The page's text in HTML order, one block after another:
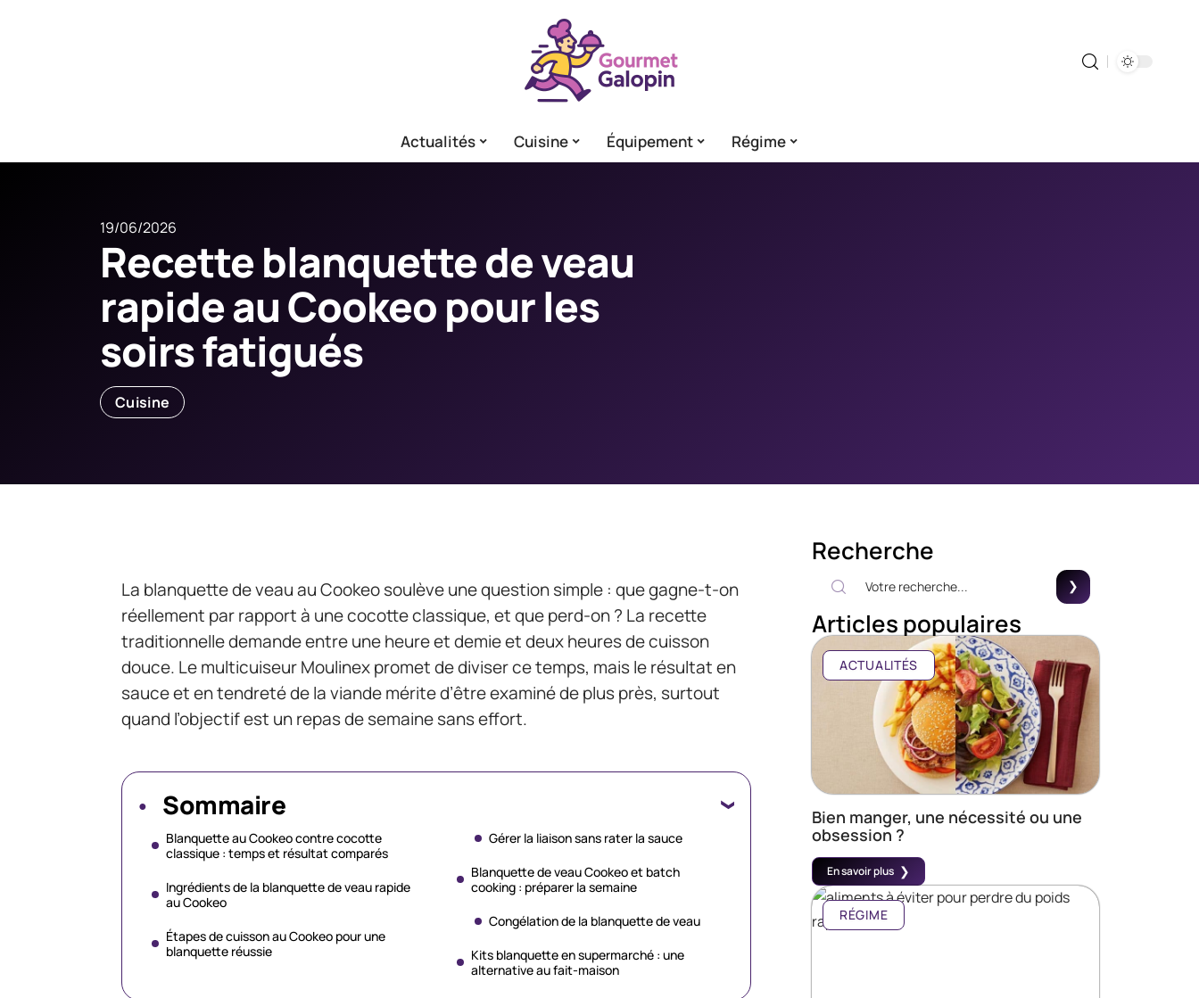
Actualités Cuisine Équipement Régime
19/06/2026
Recette blanquette de veau
rapide au Cookeo pour les
soirs fatigués
Cuisine
La blanquette de veau au Cookeo soulève une question simple : que gagne-t-on
réellement par rapport à une cocotte classique, et que perd-on ? La recette
traditionnelle demande entre une heure et demie et deux heures de cuisson
douce. Le multicuiseur Moulinex promet de diviser ce temps, mais le résultat en
sauce et en tendreté de la viande mérite d’être examiné de plus près, surtout
quand l’objectif est un repas de semaine sans effort.
Sommaire
Blanquette au Cookeo contre cocotte
classique : temps et résultat comparés
Ingrédients de la blanquette de veau rapide
au Cookeo
Étapes de cuisson au Cookeo pour une
blanquette réussie
Gérer la liaison sans rater la sauce
Blanquette de veau Cookeo et batch
cooking : préparer la semaine
Congélation de la blanquette de veau
Kits blanquette en supermarché : une
alternative au fait-maison
Recherche
Articles populaires
ACTUALITÉS
Bien manger, une nécessité ou une
obsession ?
En savoir plus
RÉGIME